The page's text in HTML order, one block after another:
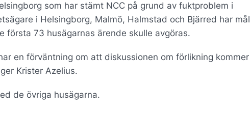
som har stämt NCC på grund av fuktproblem i
i Helsingborg, Malmö, Halmstad och Bjärred har
första 73 husägarnas ärende skulle avgöras.
en förväntning om att diskussionen om förlikning
Krister Azelius.
de övriga husägarna.